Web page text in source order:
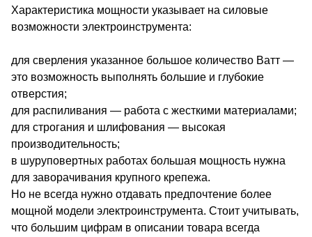
Характеристика мощности указывает на силовые
возможности электроинструмента:
для сверления указанное большое количество Ватт —
это возможность выполнять большие и глубокие
отверстия;
для распиливания — работа с жесткими материалами;
для строгания и шлифования — высокая
производительность;
в шуруповертных работах большая мощность нужна
для заворачивания крупного крепежа.
Но не всегда нужно отдавать предпочтение более
мощной модели электроинструмента. Стоит учитывать,
что большим цифрам в описании товара всегда